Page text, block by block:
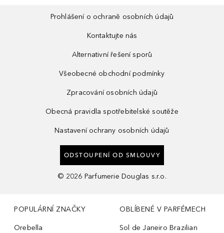
Prohlášení o ochraně osobních údajů
Kontaktujte nás
Alternativní řešení sporů
Všeobecné obchodní podmínky
Zpracování osobních údajů
Obecná pravidla spotřebitelské soutěže
Nastavení ochrany osobních údajů
ODSTOUPENÍ OD SMLOUVY
© 2026 Parfumerie Douglas s.r.o.
POPULÁRNÍ ZNAČKY
Orebella
OBLÍBENÉ V PARFÉMECH
Sol de Janeiro Brazilian